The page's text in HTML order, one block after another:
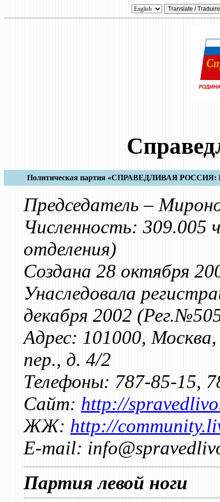
Политическая партия «СПРАВЕДЛИВАЯ
Председатель –
Численность: 309.005
отделения)
Создана 28 октября
Унаследовала
декабря 2002
Адрес: 101000,
пер., д. 4/2
Телефоны: 787-85-15,
Сайт: http://
ЖЖ: http://
E-mail:
Партия левой ноги